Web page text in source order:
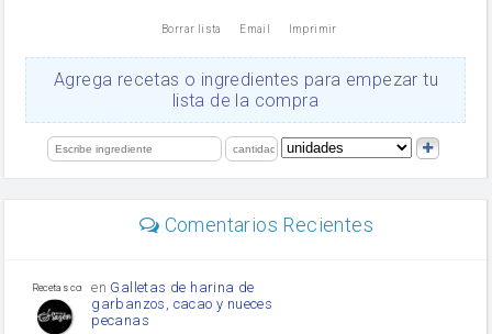
Ajos
Levadura
limón
Borrar lista Email Imprimir
Agrega recetas o ingredientes para empezar tu
lista de la compra
Comentarios Recientes
Recetas con sazon
en Galletas de harina de
garbanzos, cacao y nueces
pecanas